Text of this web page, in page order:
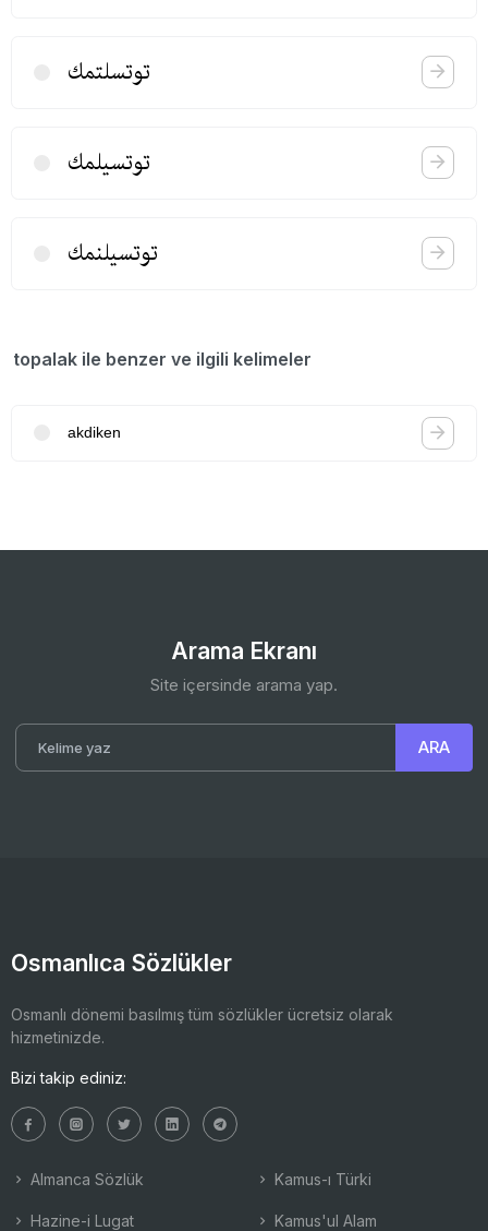
توتسلتمك
توتسیلمك
توتسیلنمك
topalak ile benzer ve ilgili kelimeler
akdiken
Arama Ekranı
Site içersinde arama yap.
Osmanlıca Sözlükler
Osmanlı dönemi basılmış tüm sözlükler ücretsiz olarak
hizmetinizde.
Bizi takip ediniz:
Almanca Sözlük
Hazine-i Lugat
Kamus-ı Türki
Kamus'ul Alam